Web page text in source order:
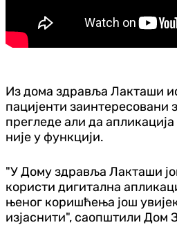
Из дома здравља Лакташи
пацијенти заинтересовани
прегледе али да
није у функцији.
"У Дому здравља Лакташи
користи дигитална
њеног коришћења још
изјаснити", саопштили Дом